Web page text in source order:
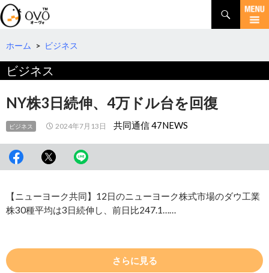
検
索
コ
テ
へ
移
動
ホーム > ビジネス
ビジネス
NY株3日続伸、4万ドル台を回復
ビジネス 2024年7月13日 共同通信 47NEWS
【ニューヨーク共同】12日のニューヨーク株式市場のダウ工業
株30種平均は3日続伸し、前日比247.1……
さらに見る